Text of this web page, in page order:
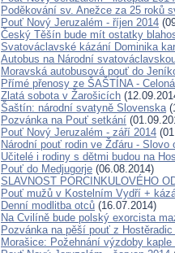
Poděkování sv. Anežce za 25 roků
Pouť Nový Jeruzalém - říjen 2014
Český Těšín bude mít ostatky
Svatováclavské kázání Dominika
Autobus na Národní
Moravská autobusová pouť do
Přímé přenosy ze ŠAŠTÍNA -
Zlatá sobota v Žarošicích
Šaštín: národní svatyně Slovenska
Pozvánka na Pouť setkání
Pouť Nový Jeruzalém - září 2014
Národní pouť rodin ve Žďáru -
Učitelé i rodiny s dětmi budou na
Pouť do Medjugorje (06.08.2014)
SLAVNOST PORCINKULOVÉHO
Pouť mužů v Kostelním Vydří +
Denní modlitba otců (16.07.2014)
Na Cvilíně bude polský exorcista
Pozvánka na pěší pouť z
Morašice: Požehnání výzdoby